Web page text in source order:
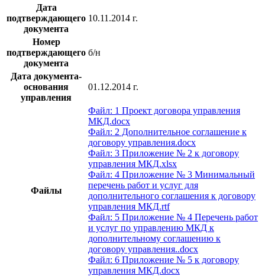
Дата
подтверждающего
документа
10.11.2014 г.
Номер
подтверждающего
документа
б/н
Дата документа-
основания
управления
01.12.2014 г.
Файлы
Файл: 1 Проект договора управления
МКД.docx
Файл: 2 Дополнительное соглашение к
договору управления.docx
Файл: 3 Приложение № 2 к договору
управления МКД.xlsx
Файл: 4 Приложение № 3 Минимальный
перечень работ и услуг для
дополнительного соглашения к договору
управления МКД.rtf
Файл: 5 Приложение № 4 Перечень работ
и услуг по управлению МКД к
дополнительному соглашению к
договору управления..docx
Файл: 6 Приложение № 5 к договору
управления МКД.docx